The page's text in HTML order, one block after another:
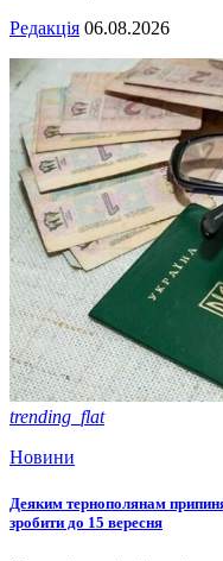
Редакція 06.08.2026
trending_flat
Новини
Деяким тернополянам
зробити до 15 вересня